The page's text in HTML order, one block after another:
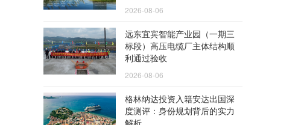
2026-08-06
远东宜宾智能产业园（一期三
标段）高压电缆厂主体结构顺
利通过验收
2026-08-06
格林纳达投资入籍安达出国深
度测评：身份规划背后的实力